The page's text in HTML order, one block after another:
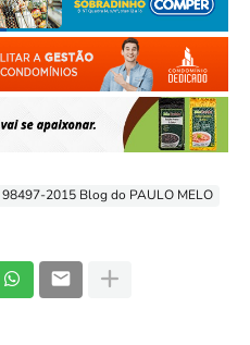
2015 Blog do PAULO MELO